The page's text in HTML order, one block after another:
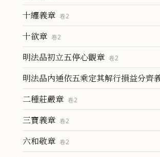
十纏義章 卷2
十欲章 卷2
明法品初立五停心觀章 卷2
明法品內通依五乘定其解行損益分齊
二種莊嚴章 卷2
三寶義章 卷2
六和敬章 卷2